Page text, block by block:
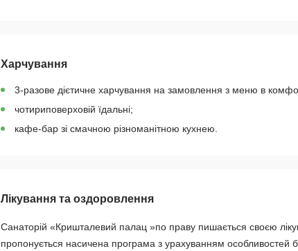
Харчування
3-разове дієтичне харчування на замовлення з меню в
чотириповерховій їдальні;
кафе-бар зі смачною різноманітною кухнею.
Лікування та оздоровлення
Санаторій «Кришталевий палац »по праву пишається своєю
пропонується насичена програма з урахуванням особливостей